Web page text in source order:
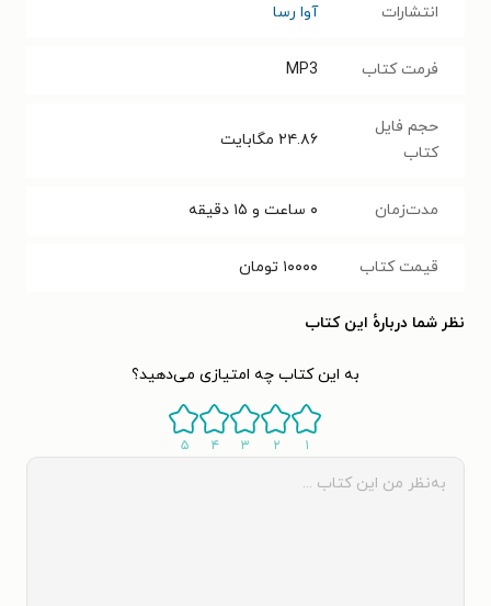
انتشارات آوا رسا
فرمت کتاب MP3
حجم فایل
کتاب
۲۴.۸۶ مگابایت
مدت‌زمان ۰ ساعت و ۱۵ دقیقه
قیمت کتاب ۱۰۰۰۰ تومان
نظر شما دربارهٔ این کتاب
به این کتاب چه امتیازی می‌دهید؟
۱ ۲ ۳ ۴ ۵